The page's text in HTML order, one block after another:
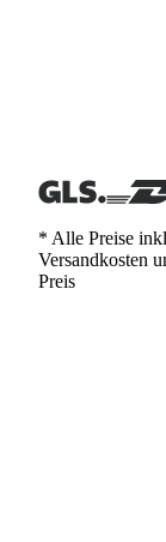
* Alle Preise
Versandkosten
Preis